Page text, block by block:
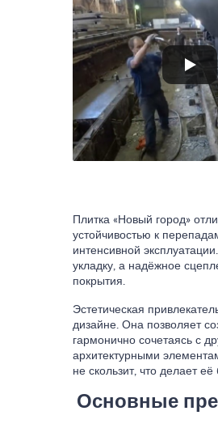
Плитка «Новый город»
устойчивостью к
интенсивной
укладку, а надёжное
покрытия.
Эстетическая
дизайне. Она позволяет
гармонично сочетаясь с
архитектурными
не скользит, что делает
Основные